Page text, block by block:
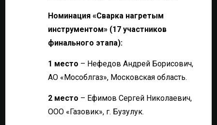
Номинация «Сварка нагретым
инструментом» (17 участников
финального этапа):
1 место – Нефедов Андрей Борисович,
АО «Мособлгаз», Московская область.
2 место – Ефимов Сергей Николаевич,
ООО «Газовик», г. Бузулук.